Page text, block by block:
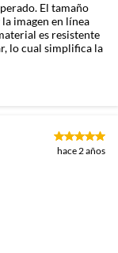
El tamaño
imagen en línea
es resistente
lo cual simplifica la
hace 2 años